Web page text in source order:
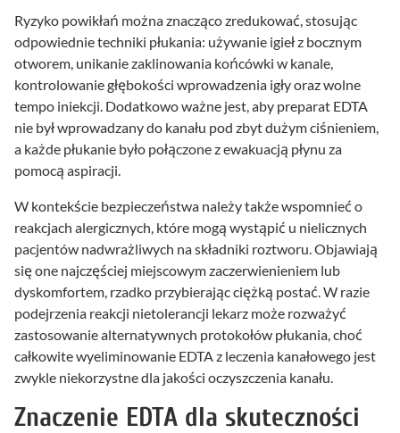
Ryzyko powikłań można znacząco zredukować, stosując
odpowiednie techniki płukania: używanie igieł z bocznym
otworem, unikanie zaklinowania końcówki w kanale,
kontrolowanie głębokości wprowadzenia igły oraz wolne
tempo iniekcji. Dodatkowo ważne jest, aby preparat EDTA
nie był wprowadzany do kanału pod zbyt dużym ciśnieniem,
a każde płukanie było połączone z ewakuacją płynu za
pomocą aspiracji.
W kontekście bezpieczeństwa należy także wspomnieć o
reakcjach alergicznych, które mogą wystąpić u nielicznych
pacjentów nadwrażliwych na składniki roztworu. Objawiają
się one najczęściej miejscowym zaczerwienieniem lub
dyskomfortem, rzadko przybierając ciężką postać. W razie
podejrzenia reakcji nietolerancji lekarz może rozważyć
zastosowanie alternatywnych protokołów płukania, choć
całkowite wyeliminowanie EDTA z leczenia kanałowego jest
zwykle niekorzystne dla jakości oczyszczenia kanału.
Znaczenie EDTA dla skuteczności